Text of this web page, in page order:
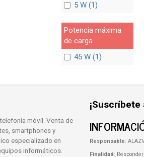
5 W (1)
Potencia máxima
de carga
45 W (1)
móvil. Venta de
smartphones y
especializado en
informáticos.
Responsable:
Finalidad :